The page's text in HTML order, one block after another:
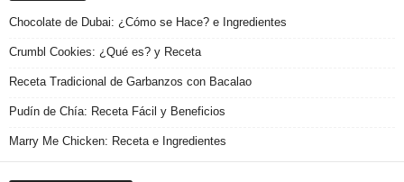
Chocolate de Dubai: ¿Cómo se Hace? e Ingredientes
Crumbl Cookies: ¿Qué es? y Receta
Receta Tradicional de Garbanzos con Bacalao
Pudín de Chía: Receta Fácil y Beneficios
Marry Me Chicken: Receta e Ingredientes